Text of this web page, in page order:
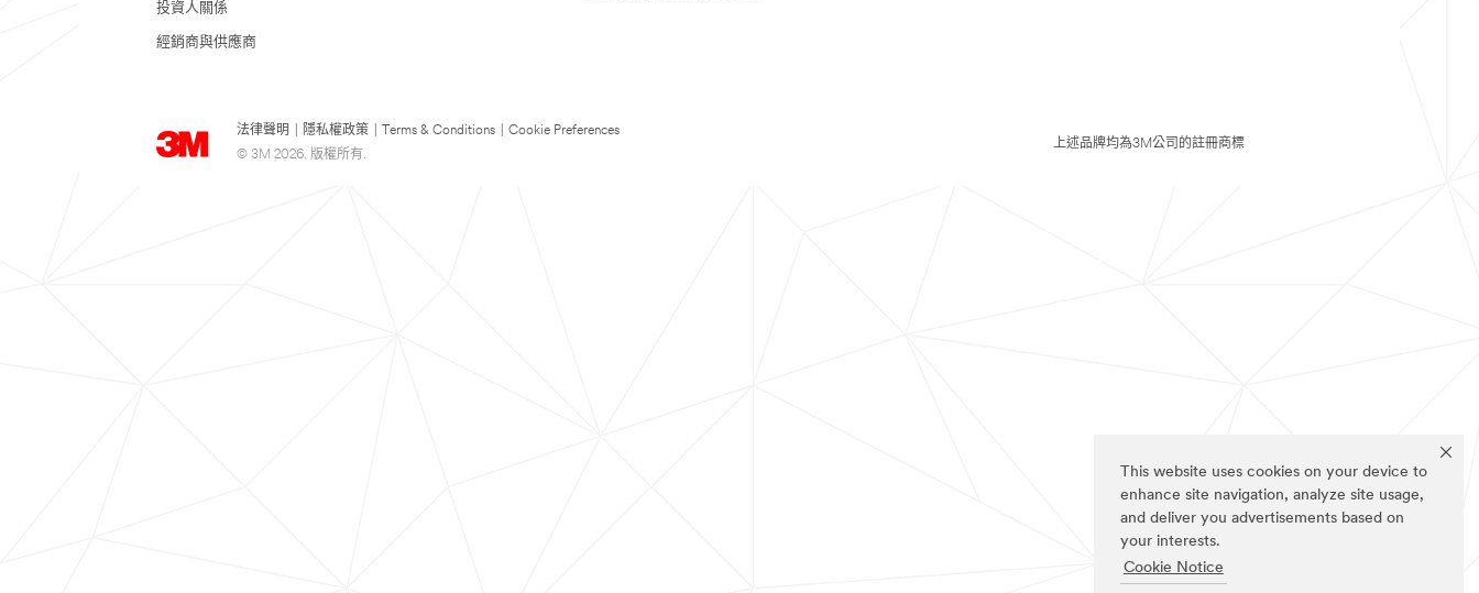
This website uses cookies on your device to
enhance site navigation, analyze site usage,
and deliver you advertisements based on
your interests.
Cookie Notice
投資人關係
經銷商與供應商
法律聲明 隱私權政策 Terms & Conditions
Cookie Preferences
© 3M 2026. 版權所有.
上述品牌均為3M公司的註冊商標